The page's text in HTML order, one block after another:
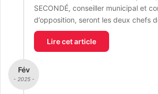
SECONDÉ, conseiller municipal et
d’opposition, seront les deux chefs
Lire cet article
Fév
- 2025 -